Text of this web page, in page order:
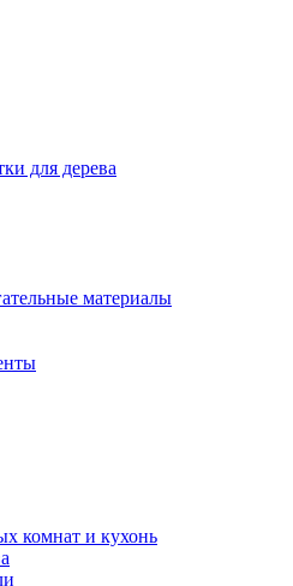
для дерева
материалы
комнат и кухонь